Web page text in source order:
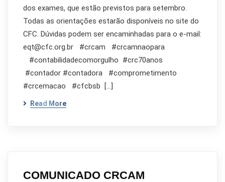
dos exames, que estão previstos para setembro.
Todas as orientações estarão disponíveis no site do
CFC. Dúvidas podem ser encaminhadas para o e-mail:
eqt@cfc.org.br #crcam #crcamnaopara
#contabilidadecomorgulho #crc70anos
#contador #contadora #comprometimento
#crcemacao #cfcbsb […]
Read More
COMUNICADO CRCAM